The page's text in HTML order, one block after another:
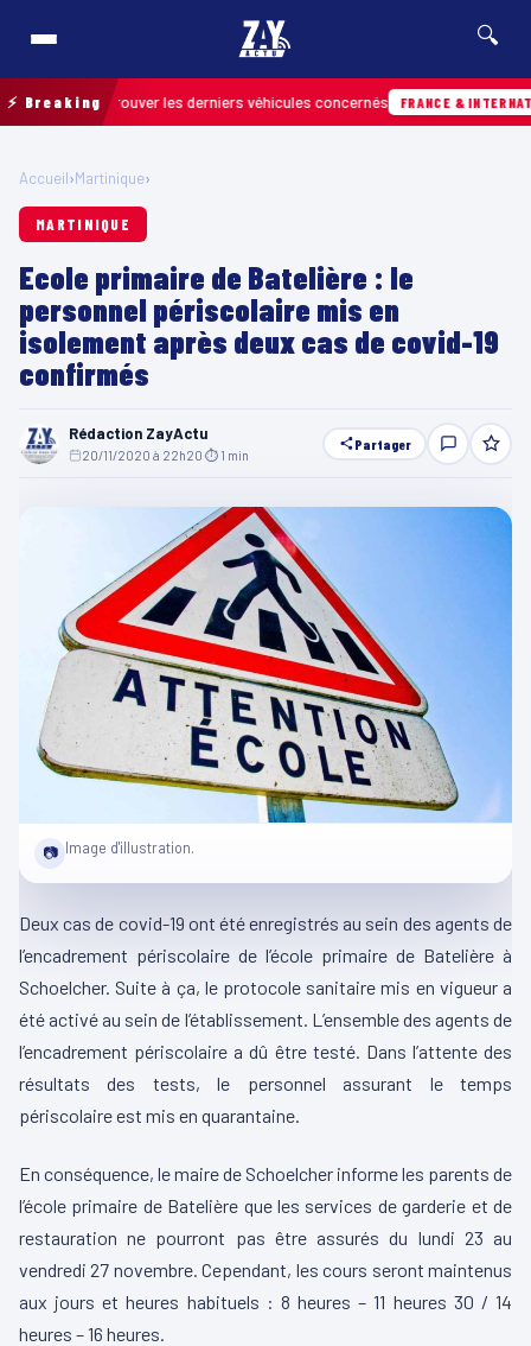
🔍
⚡ Breaking
retrouver les derniers véhicules concernés FRANCE & INTERNATIONALE
Accueil›Martinique›
MARTINIQUE
Ecole primaire de Batelière : le
personnel périscolaire mis en
isolement après deux cas de covid-19
confirmés
Rédaction ZayActu
20/11/2020 à 22h20 ⏱ 1 min
Partager
📷 Image d'illustration.
Deux cas de covid-19 ont été enregistrés au sein des agents de
l’encadrement périscolaire de l’école primaire de Batelière à
Schoelcher. Suite à ça, le protocole sanitaire mis en vigueur a
été activé au sein de l’établissement. L’ensemble des agents de
l’encadrement périscolaire a dû être testé. Dans l’attente des
résultats des tests, le personnel assurant le temps
périscolaire est mis en quarantaine.
En conséquence, le maire de Schoelcher informe les parents de
l’école primaire de Batelière que les services de garderie et de
restauration ne pourront pas être assurés du lundi 23 au
vendredi 27 novembre. Cependant, les cours seront maintenus
aux jours et heures habituels : 8 heures – 11 heures 30 / 14
heures – 16 heures.